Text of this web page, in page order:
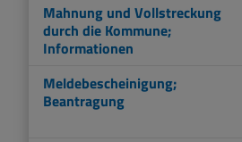
Mahnung und Vollstreckung
durch die Kommune;
Informationen
Meldebescheinigung;
Beantragung